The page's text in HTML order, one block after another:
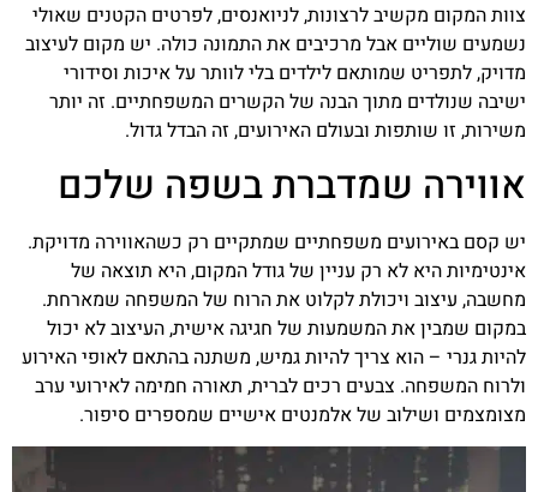
צוות המקום מקשיב לרצונות, לניואנסים, לפרטים הקטנים שאולי
נשמעים שוליים אבל מרכיבים את התמונה כולה. יש מקום לעיצוב
מדויק, לתפריט שמותאם לילדים בלי לוותר על איכות וסידורי
ישיבה שנולדים מתוך הבנה של הקשרים המשפחתיים. זה יותר
משירות, זו שותפות ובעולם האירועים, זה הבדל גדול.
אווירה שמדברת בשפה שלכם
יש קסם באירועים משפחתיים שמתקיים רק כשהאווירה מדויקת.
אינטימיות היא לא רק עניין של גודל המקום, היא תוצאה של
מחשבה, עיצוב ויכולת לקלוט את הרוח של המשפחה שמארחת.
במקום שמבין את המשמעות של חגיגה אישית, העיצוב לא יכול
להיות גנרי – הוא צריך להיות גמיש, משתנה בהתאם לאופי האירוע
ולרוח המשפחה. צבעים רכים לברית, תאורה חמימה לאירועי ערב
מצומצמים ושילוב של אלמנטים אישיים שמספרים סיפור.